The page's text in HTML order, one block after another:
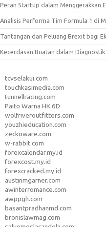
Peran Startup dalam Menggerakkan
Analisis Performa Tim Formula 1 di
Tantangan dan Peluang Brexit bagi
Kecerdasan Buatan dalam
tcvselakui.com
touchkasimedia.com
tunnellracing.com
Paito Warna HK 6D
wolfriveroutfitters.com
youzhieducation.com
zeckoware.com
w-rabbit.com
forexcalendar.my.id
forexcost.my.id
forexcracked.my.id
austinmgarner.com
awinterromance.com
awppgh.com
basantpradhanmd.com
bronislawmag.com